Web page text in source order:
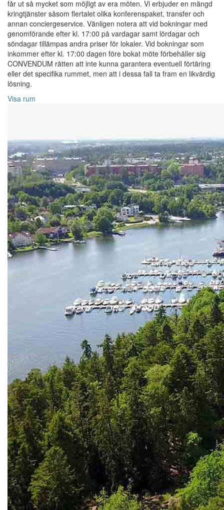
får ut så mycket som möjligt av era möten. Vi erbjuder en mängd
kringtjänster såsom flertalet olika konferenspaket, transfer och
annan conciergeservice. Vänligen notera att vid bokningar med
genomförande efter kl. 17:00 på vardagar samt lördagar och
söndagar tillämpas andra priser för lokaler. Vid bokningar som
inkommer efter kl. 17:00 dagen före bokat möte förbehåller sig
CONVENDUM rätten att inte kunna garantera eventuell förtäring
eller det specifika rummet, men att i dessa fall ta fram en likvärdig
lösning.
Visa rum